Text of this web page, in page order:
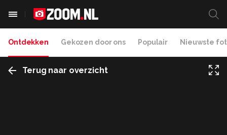
Ontdekken Gekozen door ons Populair Nieuwste
Terug naar overzicht